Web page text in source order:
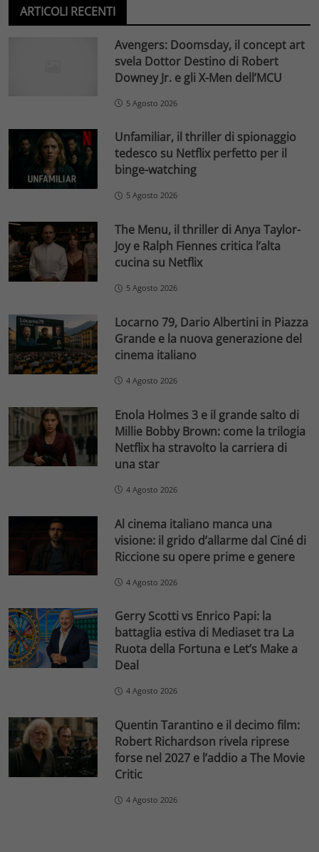
ARTICOLI RECENTI
Avengers: Doomsday, il concept art
svela Dottor Destino di Robert
Downey Jr. e gli X-Men dell’MCU
5 Agosto 2026
Unfamiliar, il thriller di spionaggio
tedesco su Netflix perfetto per il
binge-watching
5 Agosto 2026
The Menu, il thriller di Anya Taylor-
Joy e Ralph Fiennes critica l’alta
cucina su Netflix
5 Agosto 2026
Locarno 79, Dario Albertini in Piazza
Grande e la nuova generazione del
cinema italiano
4 Agosto 2026
Enola Holmes 3 e il grande salto di
Millie Bobby Brown: come la trilogia
Netflix ha stravolto la carriera di
una star
4 Agosto 2026
Al cinema italiano manca una
visione: il grido d’allarme dal Ciné di
Riccione su opere prime e genere
4 Agosto 2026
Gerry Scotti vs Enrico Papi: la
battaglia estiva di Mediaset tra La
Ruota della Fortuna e Let’s Make a
Deal
4 Agosto 2026
Quentin Tarantino e il decimo film:
Robert Richardson rivela riprese
forse nel 2027 e l’addio a The Movie
Critic
4 Agosto 2026